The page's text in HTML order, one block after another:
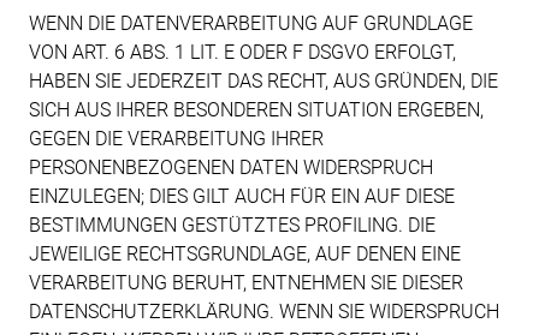
WENN DIE DATENVERARBEITUNG AUF GRUNDLAGE
VON ART. 6 ABS. 1 LIT. E ODER F DSGVO ERFOLGT,
HABEN SIE JEDERZEIT DAS RECHT, AUS GRÜNDEN, DIE
SICH AUS IHRER BESONDEREN SITUATION ERGEBEN,
GEGEN DIE VERARBEITUNG IHRER
PERSONENBEZOGENEN DATEN WIDERSPRUCH
EINZULEGEN; DIES GILT AUCH FÜR EIN AUF DIESE
BESTIMMUNGEN GESTÜTZTES PROFILING. DIE
JEWEILIGE RECHTSGRUNDLAGE, AUF DENEN EINE
VERARBEITUNG BERUHT, ENTNEHMEN SIE DIESER
DATENSCHUTZERKLÄRUNG. WENN SIE WIDERSPRUCH